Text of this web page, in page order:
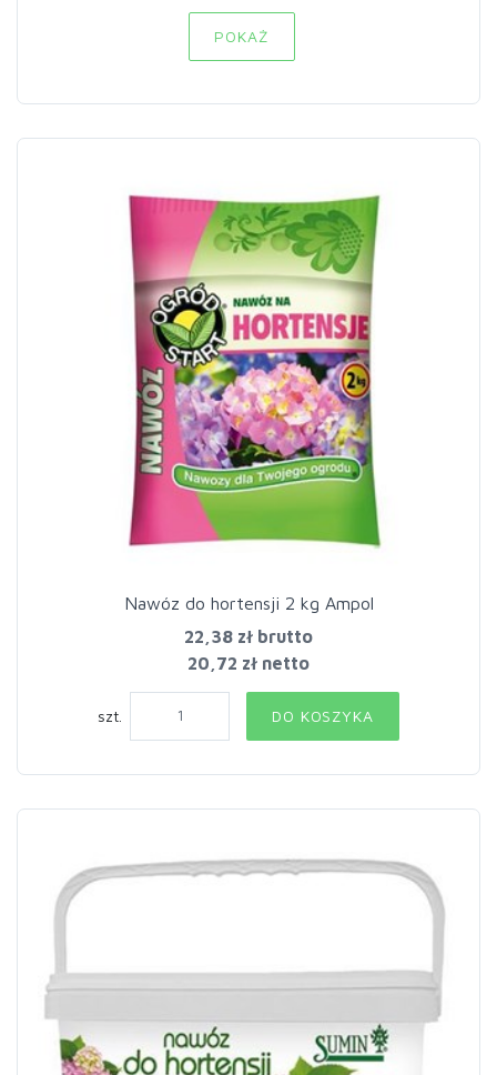
POKAŻ
Nawóz do hortensji 2 kg Ampol
22,38 zł brutto
20,72 zł netto
szt. DO KOSZYKA